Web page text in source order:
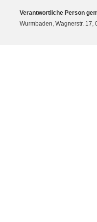
Verantwortliche Person
Wurmbaden, Wagnerstr.